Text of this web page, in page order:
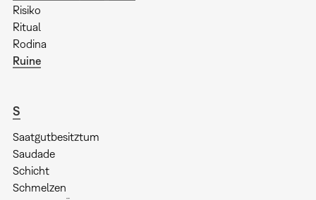
Risiko
Ritual
Rodina
Ruine
S
Saatgutbesitztum
Saudade
Schicht
Schmelzen